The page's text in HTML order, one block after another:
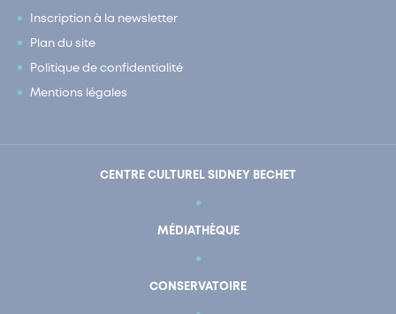
Inscription à la newsletter
Plan du site
Politique de confidentialité
Mentions légales
CENTRE CULTUREL SIDNEY BECHET
MÉDIATHÈQUE
CONSERVATOIRE